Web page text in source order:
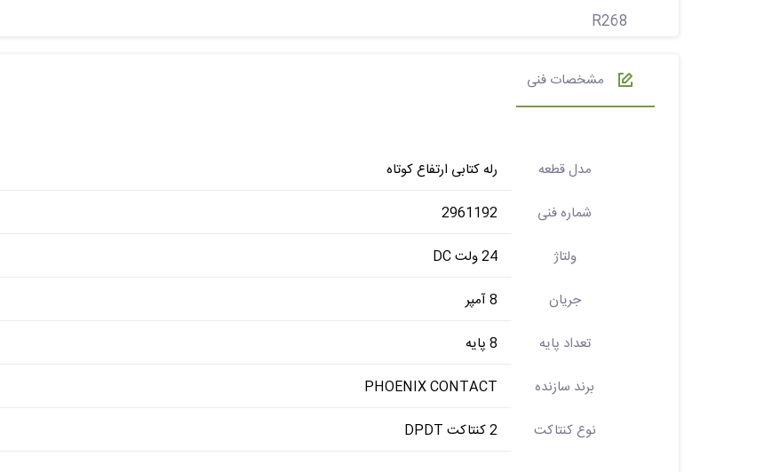
R268
مشخصات فنی
مدل قطعه
رله کتابی ارتفاع کوتاه
شماره فنی
2961192
ولتاژ
24 ولت DC
جریان
8 آمپر
تعداد پایه
8 پایه
برند سازنده
PHOENIX CONTACT
نوع کنتاکت
2 کنتاکت DPDT